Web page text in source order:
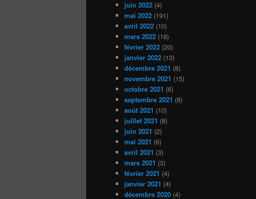
juin 2022 (4)
mai 2022 (191)
avril 2022 (10)
mars 2022 (19)
février 2022 (20)
janvier 2022 (13)
décembre 2021 (8)
novembre 2021 (15)
octobre 2021 (6)
septembre 2021 (8)
août 2021 (10)
juillet 2021 (8)
juin 2021 (2)
mai 2021 (6)
avril 2021 (3)
mars 2021 (3)
février 2021 (4)
janvier 2021 (4)
décembre 2020 (4)